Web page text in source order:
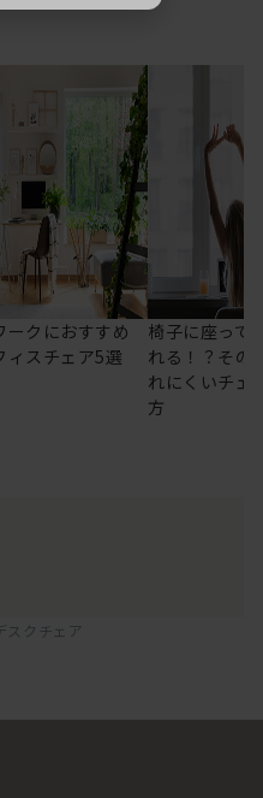
ークにおすすめ
ィスチェア5選
椅子に座って
れる！？その
れにくいチェ
方
スクチェア